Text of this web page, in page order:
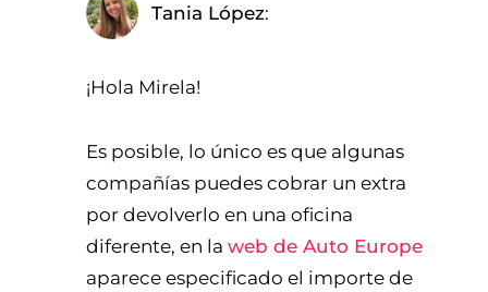
Tania López
¡Hola Mirela!
Es posible, lo único es que algunas
compañías puedes cobrar un extra
por devolverlo en una oficina
diferente, en la web de Auto Europe
aparece especificado el importe de